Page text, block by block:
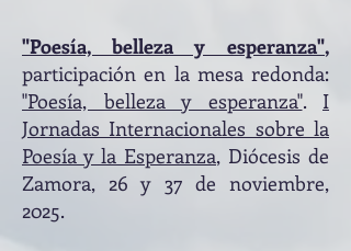
"Poesía, belleza y esperanza",
participación en la mesa redonda:
"Poesía, belleza y esperanza". I
Jornadas Internacionales sobre la
Poesía y la Esperanza, Diócesis de
Zamora, 26 y 37 de noviembre,
2025.